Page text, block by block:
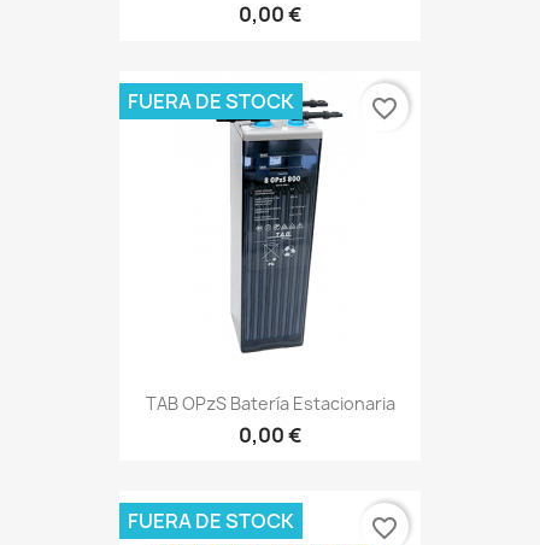
0,00 €
TAB OPzS Batería Estacionaria
0,00 €
FUERA DE STOCK favorite_border
FUERA DE STOCK favorite_border